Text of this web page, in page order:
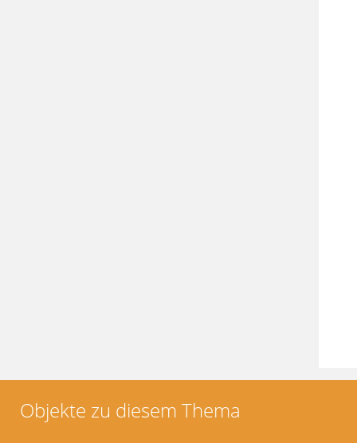
Objekte zu diesem Thema